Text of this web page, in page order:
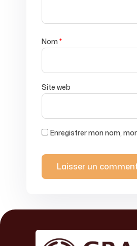
Nom*
Site web
Enregistrer mon nom,